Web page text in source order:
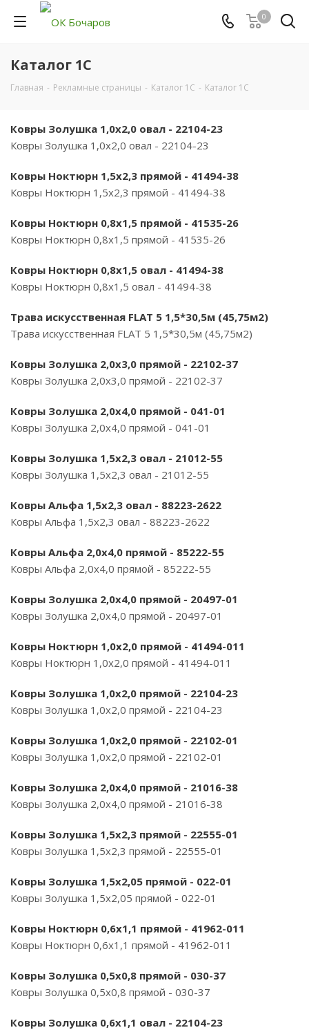
0
Каталог 1С
Главная - Рекламные страницы - Каталог 1С - Каталог 1С
Ковры Золушка 1,0х2,0 овал - 22104-23
Ковры Золушка 1,0х2,0 овал - 22104-23
Ковры Ноктюрн 1,5х2,3 прямой - 41494-38
Ковры Ноктюрн 1,5х2,3 прямой - 41494-38
Ковры Ноктюрн 0,8х1,5 прямой - 41535-26
Ковры Ноктюрн 0,8х1,5 прямой - 41535-26
Ковры Ноктюрн 0,8х1,5 овал - 41494-38
Ковры Ноктюрн 0,8х1,5 овал - 41494-38
Трава искусственная FLAT 5 1,5*30,5м (45,75м2)
Трава искусственная FLAT 5 1,5*30,5м (45,75м2)
Ковры Золушка 2,0х3,0 прямой - 22102-37
Ковры Золушка 2,0х3,0 прямой - 22102-37
Ковры Золушка 2,0х4,0 прямой - 041-01
Ковры Золушка 2,0х4,0 прямой - 041-01
Ковры Золушка 1,5х2,3 овал - 21012-55
Ковры Золушка 1,5х2,3 овал - 21012-55
Ковры Альфа 1,5х2,3 овал - 88223-2622
Ковры Альфа 1,5х2,3 овал - 88223-2622
Ковры Альфа 2,0х4,0 прямой - 85222-55
Ковры Альфа 2,0х4,0 прямой - 85222-55
Ковры Золушка 2,0х4,0 прямой - 20497-01
Ковры Золушка 2,0х4,0 прямой - 20497-01
Ковры Ноктюрн 1,0х2,0 прямой - 41494-011
Ковры Ноктюрн 1,0х2,0 прямой - 41494-011
Ковры Золушка 1,0х2,0 прямой - 22104-23
Ковры Золушка 1,0х2,0 прямой - 22104-23
Ковры Золушка 1,0х2,0 прямой - 22102-01
Ковры Золушка 1,0х2,0 прямой - 22102-01
Ковры Золушка 2,0х4,0 прямой - 21016-38
Ковры Золушка 2,0х4,0 прямой - 21016-38
Ковры Золушка 1,5х2,3 прямой - 22555-01
Ковры Золушка 1,5х2,3 прямой - 22555-01
Ковры Золушка 1,5х2,05 прямой - 022-01
Ковры Золушка 1,5х2,05 прямой - 022-01
Ковры Ноктюрн 0,6х1,1 прямой - 41962-011
Ковры Ноктюрн 0,6х1,1 прямой - 41962-011
Ковры Золушка 0,5х0,8 прямой - 030-37
Ковры Золушка 0,5х0,8 прямой - 030-37
Ковры Золушка 0,6х1,1 овал - 22104-23